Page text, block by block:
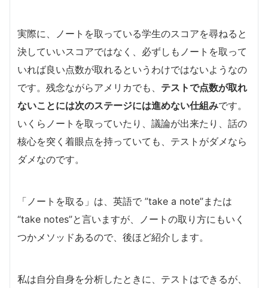
実際に、ノートを取っている学生のスコアを尋ねると
決していいスコアではなく、必ずしもノートを取って
いれば良い点数が取れるというわけではないようなの
です。残念ながらアメリカでも、 テストで点数が取れ
ないことには次のステージには進めない仕組みです。
いくらノートを取っていたり、議論が出来たり、話の
核心を突く着眼点を持っていても、テストがダメなら
ダメなのです。
「ノートを取る」は、英語で ”take a note”または
“take notes”と言いますが、ノートの取り方にもいく
つかメソッドあるので、後ほど紹介します。
私は自分自身を分析したときに、テストはできるが、